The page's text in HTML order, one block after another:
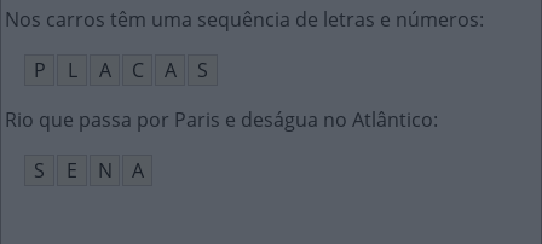
Nos carros têm uma sequência de letras e números:
P
L A C A
S
Rio que passa por Paris e deságua no Atlântico:
S
E N A